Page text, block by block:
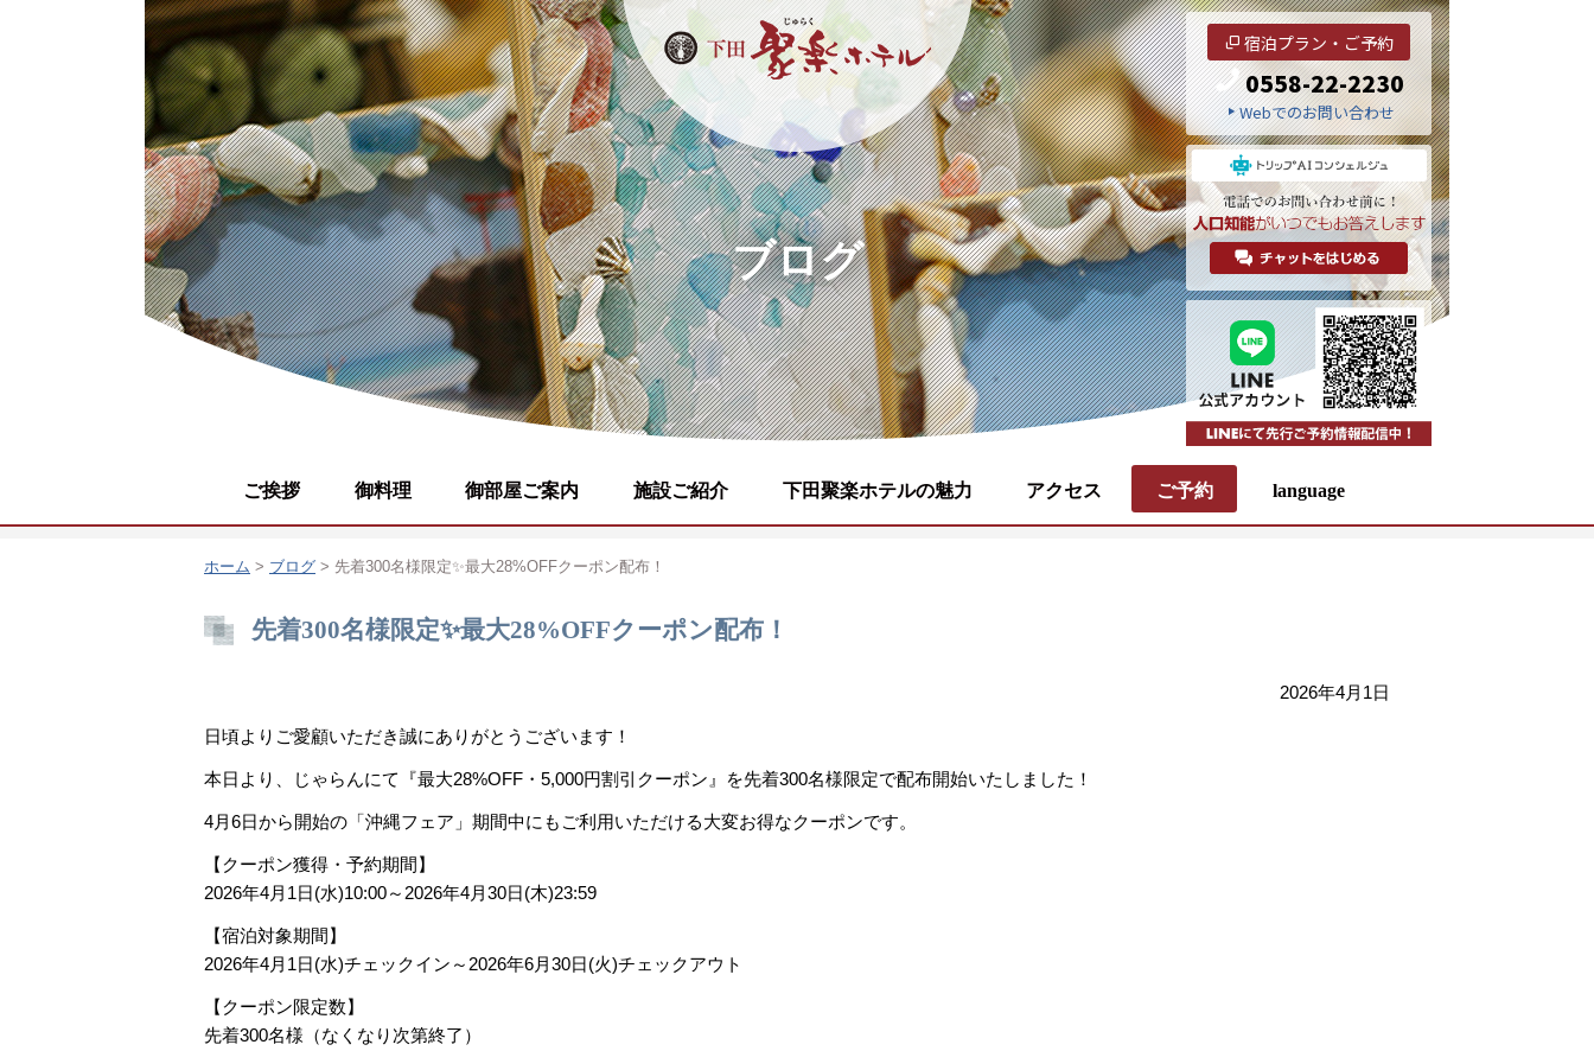
宿泊プラン・ご予約
0558-22-2230
Webでのお問い合わせ
ブログ
ご挨拶 御料理 御部屋ご案内 施設ご紹介 下田聚楽ホテルの魅力 アクセス ご予約 language
ホーム > ブログ > 先着300名様限定✨最大28%OFFクーポン配布！
先着300名様限定✨最大28%OFFクーポン配布！
2026年4月1日
日頃よりご愛顧いただき誠にありがとうございます！
本日より、じゃらんにて『最大28%OFF・5,000円割引クーポン』を先着300名様限定で配布開始いたしました！
4月6日から開始の「沖縄フェア」期間中にもご利用いただける大変お得なクーポンです。
【クーポン獲得・予約期間】
2026年4月1日(水)10:00～2026年4月30日(木)23:59
【宿泊対象期間】
2026年4月1日(水)チェックイン～2026年6月30日(火)チェックアウト
【クーポン限定数】
先着300名様（なくなり次第終了）